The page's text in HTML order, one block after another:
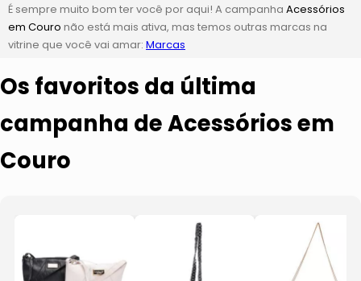
É sempre muito bom ter você por aqui! A campanha Acessórios
em Couro não está mais ativa, mas temos outras marcas na
vitrine que você vai amar: Marcas
Os favoritos da última
campanha de Acessórios em
Couro